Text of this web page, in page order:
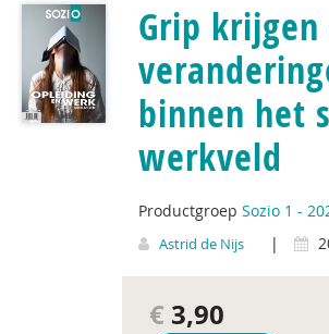
Grip krijgen
binnen het
werkveld
Productgroep Sozio 1 -
Astrid de Nijs |
€ 3,90